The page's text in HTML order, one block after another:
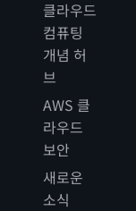
클라우드
컴퓨팅
개념 허
브
AWS 클
라우드
보안
새로운
소식